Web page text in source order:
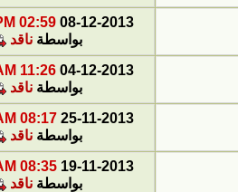
08-12-2013
02:59 PM
بواسطة ناقد
04-12-2013
11:26 AM
بواسطة ناقد
25-11-2013
08:17 AM
بواسطة ناقد
19-11-2013
08:35 AM
بواسطة ناقد